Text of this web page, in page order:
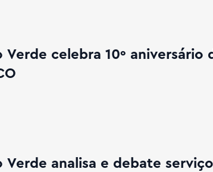
Verde celebra 10º
Verde analisa e debate